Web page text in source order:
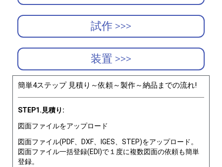
試作 >>>
装置 >>>
簡単4ステップ 見積り～依頼～製作～納品までの流れ!
STEP1.見積り:
図面ファイルをアップロード
図面ファイル(PDF、DXF、IGES、STEP)をアップロード。
図面ファイル一括登録(EDI)で１度に複数図面の依頼も簡単
登録。